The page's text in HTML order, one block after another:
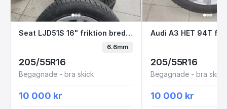
Seat LJD51S 16" friktion bredvid datorn
Seat LJD51S 16" friktion bredvid datorn
6.6mm
205/55R16
Begagnade - bra skick
10 000 kr
Audi A3 HET
Audi A3 HET 94T
205/55R16
Begagnade - bra skick
10 000 kr